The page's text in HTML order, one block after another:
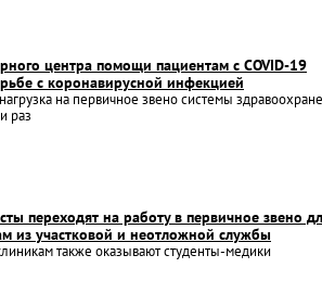
центра помощи пациентам с COVID-19
с коронавирусной инфекцией
на первичное звено системы
раз
переходят на работу в первичное звено
из участковой и неотложной службы
также оказывают студенты-медики